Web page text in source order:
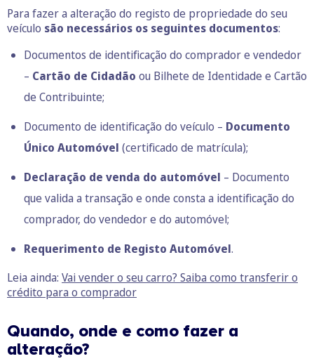
Para fazer a alteração do registo de propriedade do seu
veículo são necessários os seguintes documentos:
Documentos de identificação do comprador e vendedor
– Cartão de Cidadão ou Bilhete de Identidade e Cartão
de Contribuinte;
Documento de identificação do veículo – Documento
Único Automóvel (certificado de matrícula);
Declaração de venda do automóvel – Documento
que valida a transação e onde consta a identificação do
comprador, do vendedor e do automóvel;
Requerimento de Registo Automóvel.
Leia ainda: Vai vender o seu carro? Saiba como transferir o
crédito para o comprador
Quando, onde e como fazer a
alteração?